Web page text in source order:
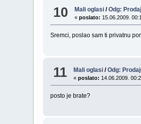
10 Mali oglasi /Odg:
«poslato: 15.06.2009.
Sremci, poslao sam ti privatnu
11 Mali oglasi /Odg:
«poslato: 14.06.2009.
posto je brate?